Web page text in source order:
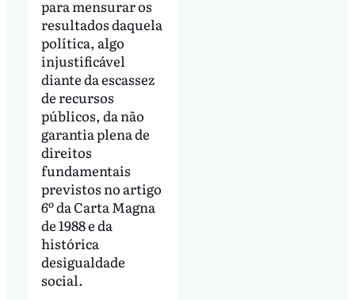
para mensurar os
resultados daquela
política, algo
injustificável
diante da escassez
de recursos
públicos, da não
garantia plena de
direitos
fundamentais
previstos no artigo
6º da Carta Magna
de 1988 e da
histórica
desigualdade
social.